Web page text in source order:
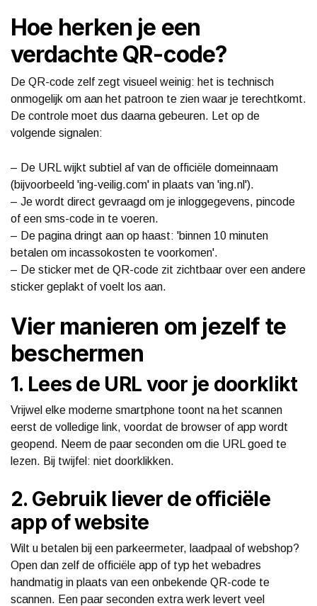
Hoe herken je een
verdachte QR-code?
De QR-code zelf zegt visueel weinig: het is technisch
onmogelijk om aan het patroon te zien waar je terechtkomt.
De controle moet dus daarna gebeuren. Let op de
volgende signalen:
– De URL wijkt subtiel af van de officiële domeinnaam
(bijvoorbeeld 'ing-veilig.com' in plaats van 'ing.nl').
– Je wordt direct gevraagd om je inloggegevens, pincode
of een sms-code in te voeren.
– De pagina dringt aan op haast: 'binnen 10 minuten
betalen om incassokosten te voorkomen'.
– De sticker met de QR-code zit zichtbaar over een andere
sticker geplakt of voelt los aan.
Vier manieren om jezelf te
beschermen
1. Lees de URL voor je doorklikt
Vrijwel elke moderne smartphone toont na het scannen
eerst de volledige link, voordat de browser of app wordt
geopend. Neem de paar seconden om die URL goed te
lezen. Bij twijfel: niet doorklikken.
2. Gebruik liever de officiële
app of website
Wilt u betalen bij een parkeermeter, laadpaal of webshop?
Open dan zelf de officiële app of typ het webadres
handmatig in plaats van een onbekende QR-code te
scannen. Een paar seconden extra werk levert veel